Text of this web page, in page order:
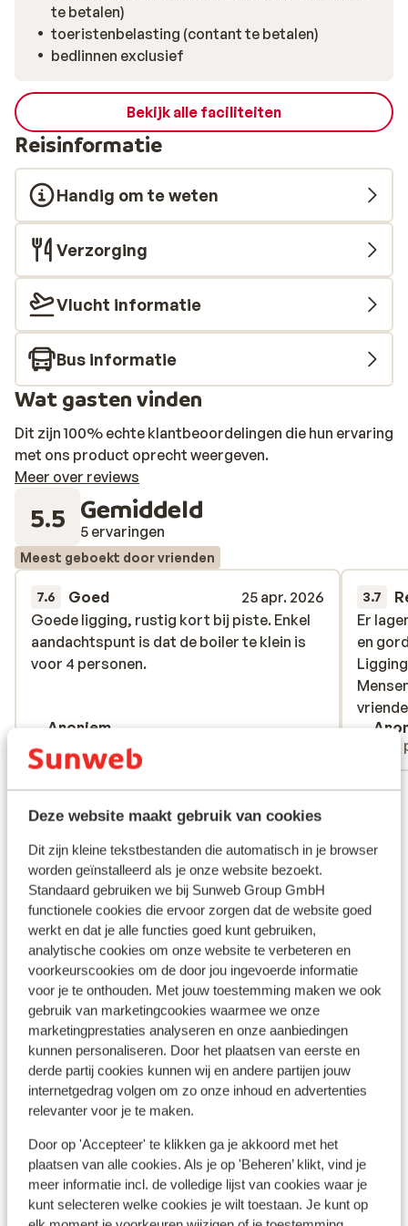
Deze website maakt gebruik van cookies
Dit zijn kleine tekstbestanden die automatisch in je browser
worden geïnstalleerd als je onze website bezoekt.
Standaard gebruiken we bij Sunweb Group GmbH
functionele cookies die ervoor zorgen dat de website goed
werkt en dat je alle functies goed kunt gebruiken,
analytische cookies om onze website te verbeteren en
voorkeurscookies om de door jou ingevoerde informatie
voor je te onthouden. Met jouw toestemming maken we ook
gebruik van marketingcookies waarmee we onze
marketingprestaties analyseren en onze aanbiedingen
kunnen personaliseren. Door het plaatsen van eerste en
derde partij cookies kunnen wij en andere partijen jouw
internetgedrag volgen om zo onze inhoud en advertenties
relevanter voor je te maken.
Door op 'Accepteer' te klikken ga je akkoord met het
plaatsen van alle cookies. Als je op 'Beheren’ klikt, vind je
meer informatie incl. de volledige lijst van cookies waar je
kunt selecteren welke cookies je wilt toestaan. Je kunt op
te betalen)
toeristenbelasting (contant te betalen)
bedlinnen exclusief
Bekijk alle faciliteiten
Reisinformatie
Handig om te weten
Verzorging
Vlucht informatie
Bus informatie
Wat gasten vinden
Dit zijn 100% echte klantbeoordelingen die hun ervaring
met ons product oprecht weergeven.
Meer over reviews
5.5 Gemiddeld
5 ervaringen
Meest geboekt door vrienden
7.6 Goed
25 apr. 2026
Goede ligging, rustig kort bij piste. Enkel
aandachtspunt is dat de boiler te klein is
voor 4 personen.
Goede ligging, rustig kort bij piste. Enkel
aandachtspunt is dat de boiler te klein is
voor 4 personen.
Anoniem
3.7
Er
en
Er
en
Bekijk alle 5 ervaringen
Ligging
Bekijk op kaart
Afstanden
Centrum: 100 m
Accommodatie verschillend van
inrichting/eigenaar
Skibushalte: 20 m
Skilift: 100 m
Winkels: 50 m
(Mini)supermarkt: 50 m